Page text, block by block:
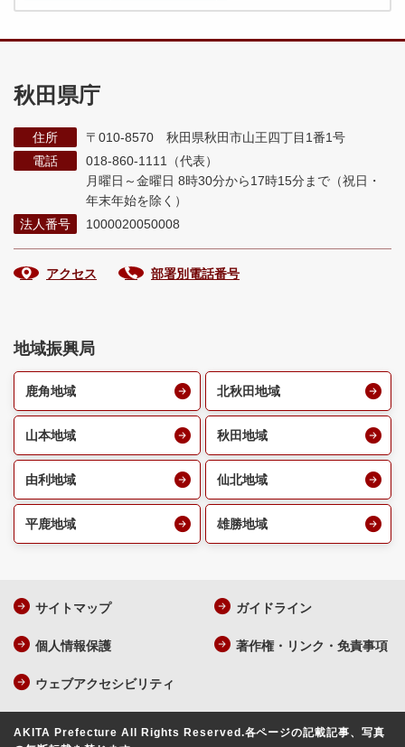
秋田県庁
住所
〒010-8570 秋田県秋田市山王四丁目1番1号
電話
018-860-1111（代表）
月曜日～金曜日 8時30分から17時15分まで （祝日・
年末年始を除く）
法人番号
1000020050008
アクセス 部署別電話番号
地域振興局
鹿角地域 北秋田地域
山本地域 秋田地域
由利地域 仙北地域
平鹿地域 雄勝地域
サイトマップ ガイドライン
個人情報保護 著作権・リンク・免責事項
ウェブアクセシビリティ
AKITA Prefecture All Rights Reserved.各ページの記載記事、写真